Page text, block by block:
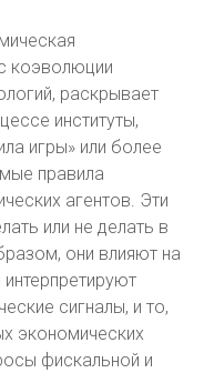
коэволюции
раскрывает
институты,
игры» или более
правила
агентов. Эти
или не делать в
они влияют на
интерпретируют
сигналы, и то,
экономических
фискальной и